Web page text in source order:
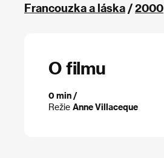
Francouzka a láska /2000
O filmu
0 min /
Režie Anne Villaceque